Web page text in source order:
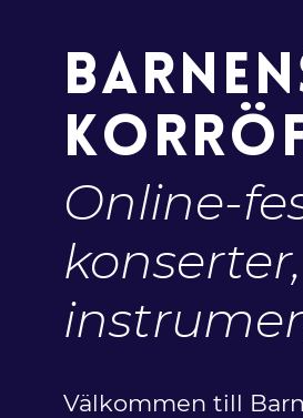
Online-
Välkommen till